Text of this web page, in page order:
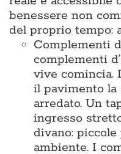
benessere non
del proprio tempo:
Complementi
complementi
vive comincia.
il pavimento la
arredato. Un
ingresso
divano:
ambiente. I